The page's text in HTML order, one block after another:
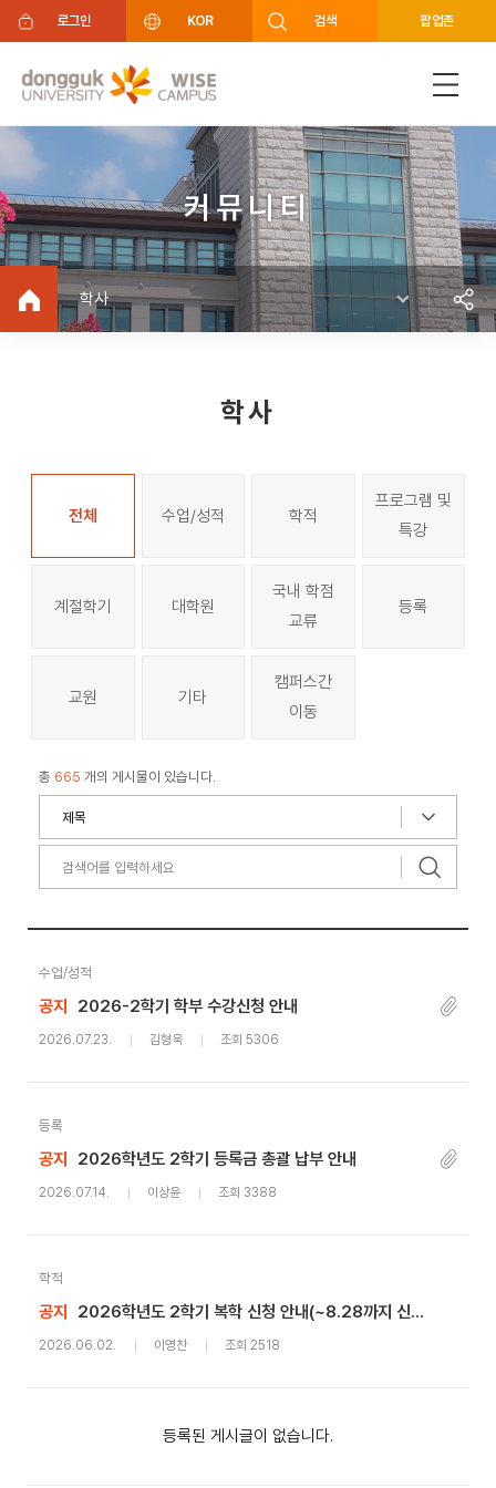
주메뉴 바로가기
푸터 바로가기
로그인 KOR 검색 팝업존
커뮤니티
학사
학사
전체 수업/성적 학적
프로그램 및
특강
계절학기 대학원
국내 학점
교류
등록
교원 기타
캠퍼스간
이동
총 665 개의 게시물이 있습니다.
수업/성적
공지 2026-2학기 학부 수강신청 안내
2026.07.23. 김형욱 조회 5306
등록
공지 2026학년도 2학기 등록금 총괄 납부 안내
2026.07.14. 이상윤 조회 3388
학적
공지 2026학년도 2학기 복학 신청 안내(~8.28까지 신청기간 연장)
2026.06.02. 이영찬 조회 2518
등록된 게시글이 없습니다.